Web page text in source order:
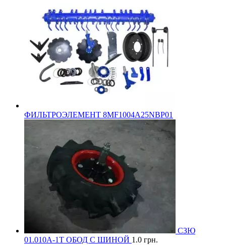
ФИЛЬТРОЭЛЕМЕНТ 8MF1004A25NBP01
СЗЮ
01.010А-1Т ОБОД С ШИНОЙ 1.0 грн.